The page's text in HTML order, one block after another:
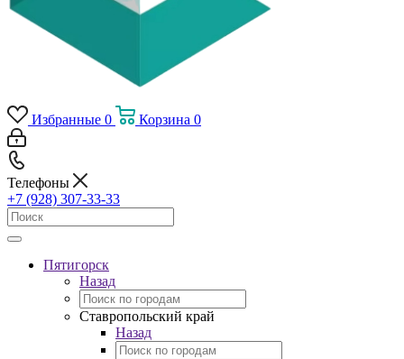
Избранные 0 Корзина 0
Телефоны
+7 (928) 307-33-33
Пятигорск
Назад
Ставропольский край
Назад